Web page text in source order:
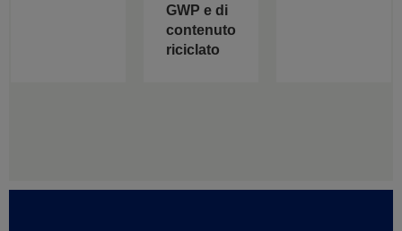
GWP e di
contenuto
riciclato